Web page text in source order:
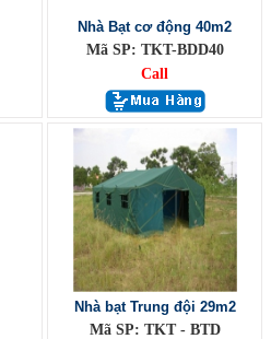
Nhà Bạt cơ động 40m2
Mã SP: TKT-BDD40
Call
Nhà bạt Trung đội 29m2
Mã SP: TKT - BTD